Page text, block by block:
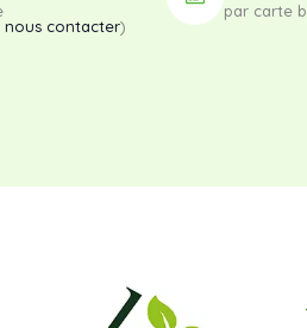
nous contacter)
par carte